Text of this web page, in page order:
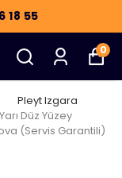
18 55
0
Pleyt Izgara
Düz Yüzey
(Servis Garantili)